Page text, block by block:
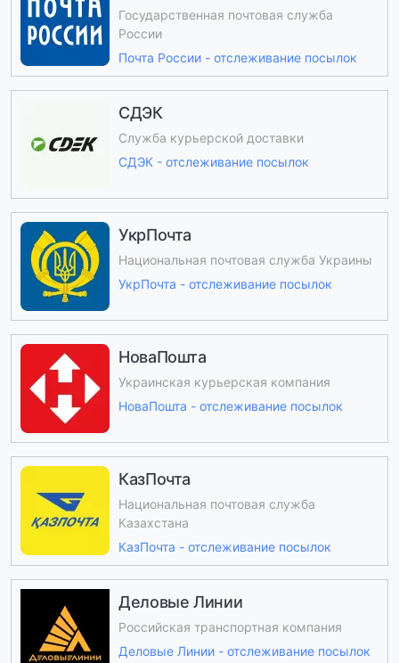
Государственная почтовая служба
России
Почта России - отслеживание посылок
СДЭК
Служба курьерской доставки
СДЭК - отслеживание посылок
УкрПочта
Национальная почтовая служба Украины
УкрПочта - отслеживание посылок
НоваПошта
Украинская курьерская компания
НоваПошта - отслеживание посылок
КазПочта
Национальная почтовая служба
Казахстана
КазПочта - отслеживание посылок
Деловые Линии
Российская транспортная компания
Деловые Линии - отслеживание посылок